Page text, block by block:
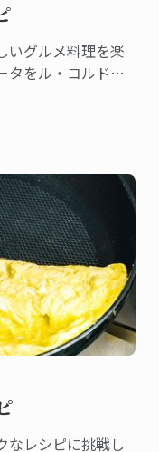
いグルメ料理を楽
タをル・コルド
なレシピに挑戦し